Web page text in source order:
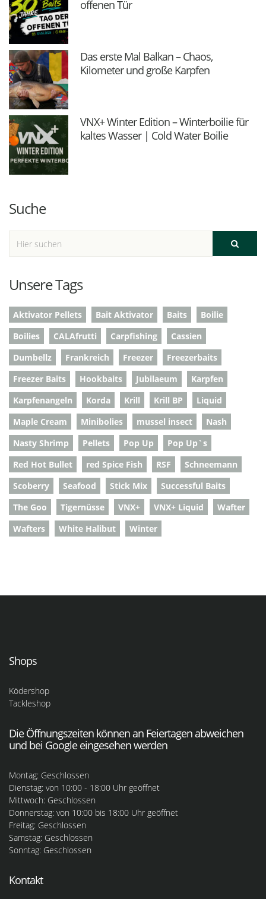
offenen Tür
Das erste Mal Balkan – Chaos,
Kilometer und große Karpfen
VNX+ Winter Edition – Winterboilie für
kaltes Wasser | Cold Water Boilie
Suche
Unsere Tags
Aktivator Pellets Bait Aktivator Baits
Boilie
Boilies
CALAfrutti Carpfishing
Cassien
Dumbellz
Frankreich Freezer
Freezerbaits
Freezer Baits
Hookbaits Jubilaeum
Karpfen
Karpfenangeln
Korda Krill Krill BP
Liquid
Maple Cream
Minibolies mussel insect
Nash
Nasty Shrimp
Pellets Pop Up
Pop Up`s
Red Hot Bullet
red Spice Fish RSF
Schneemann
Scoberry
Seafood Stick Mix
Successful Baits
The Goo
Tigernüsse VNX+ VNX+ Liquid
Wafter
Wafters
White Halibut Winter
Shops
Ködershop
Tackleshop
Die Öffnungszeiten können an Feiertagen abweichen
und bei Google eingesehen werden
Montag: Geschlossen
Dienstag: von 10:00 - 18:00 Uhr geöffnet
Mittwoch: Geschlossen
Donnerstag: von 10:00 bis 18:00 Uhr geöffnet
Freitag: Geschlossen
Samstag: Geschlossen
Sonntag: Geschlossen
Kontakt